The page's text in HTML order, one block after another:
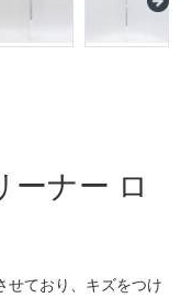
ナー ロ
せており、キズをつけ